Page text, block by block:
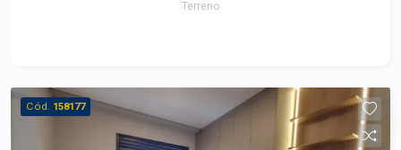
Terreno
Cód. 158177